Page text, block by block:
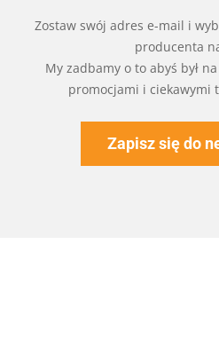
Zostaw swój adres e-mail i
producenta
My zadbamy o to abyś był
promocjami i ciekawymi
Zapisz się do